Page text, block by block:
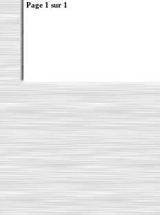
Page 1 sur 1